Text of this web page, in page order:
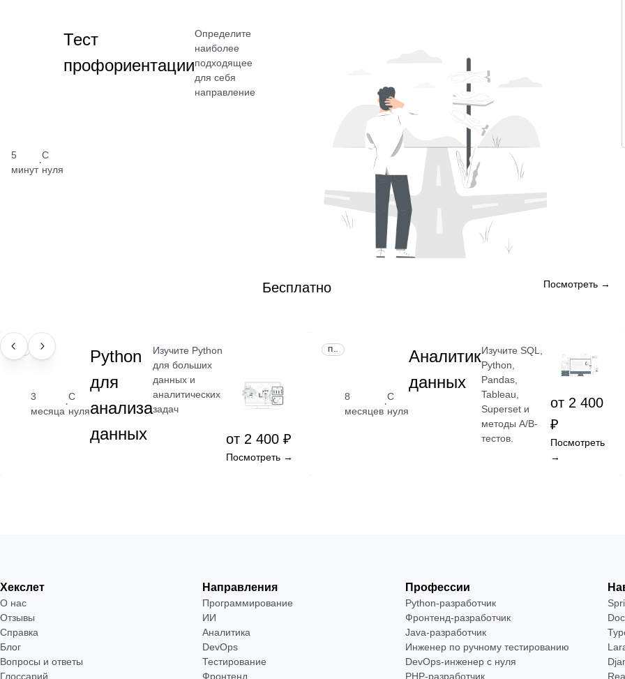
5
минут
·
С
нуля
Тест
профориентации
Определите
наиболее
подходящее
для себя
направление
Бесплатно Посмотреть →
НАВЫК
3
месяца
·
С
нуля
Python
для
анализа
данных
Изучите Python
для больших
данных и
аналитических
задач
от 2 400 ₽
Посмотреть →
8
месяцев
·
С
нуля
Аналитик
данных
Изучите SQL,
Python,
Pandas,
Tableau,
Superset и
методы A/B-
тестов.
от 2 400
₽
Посмотреть
→
Хекслет
О нас
Отзывы
Справка
Блог
Вопросы и ответы
Глоссарий
Направления
Программирование
ИИ
Аналитика
DevOps
Тестирование
Фронтенд
Профессии
Python-разработчик
Фронтенд-разработчик
Java-разработчик
Инженер по ручному тестированию
DevOps-инженер с нуля
РНР-разработчик